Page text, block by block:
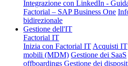
Integrazione con LinkedIn -
Factorial – SAP Business One
bidirezionale
Gestione dell'IT
Factorial IT
Inizia con Factorial IT Acquisti IT
mobili (MDM) Gestione dei SaaS
offboardings Gestione dei